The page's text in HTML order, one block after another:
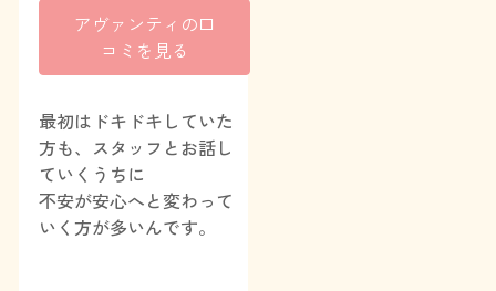
アヴァンティの口
コミを見る
最初はドキドキしていた
方も、スタッフとお話し
ていくうちに
不安が安心へと変わって
いく方が多いんです。